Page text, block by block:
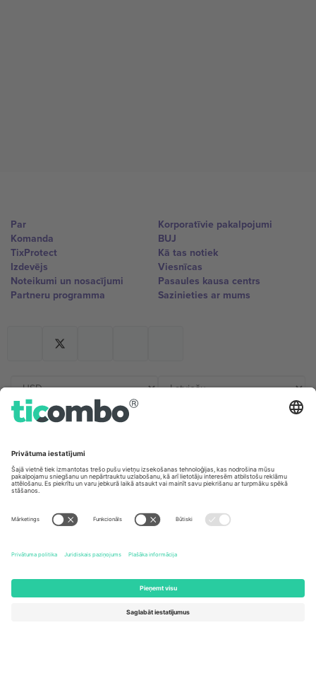
Par
Komanda
TixProtect
Izdevējs
Noteikumi un nosacījumi
Partneru programma
Korporatīvie pakalpojumi
BUJ
Kā tas notiek
Viesnīcas
Pasaules kausa centrs
Sazinieties ar mums
Germany
Unter den Linden 24, 10117
United Kingdom
167 City Road, London, Greater
Kingdom
United States
Newark, Delaware 19713, United
States
Switzerland
Engelberg, Switzerland